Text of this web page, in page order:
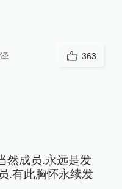
363
然成员.永远是发
.有此胸怀永续发